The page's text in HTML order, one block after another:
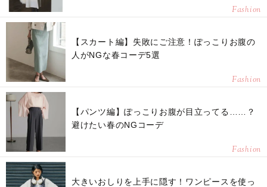
Fashion
【スカート編】失敗にご注意！ぽっこりお腹の
人がNGな春コーデ5選
Fashion
【パンツ編】ぽっこりお腹が目立ってる……？
避けたい春のNGコーデ
Fashion
大きいおしりを上手に隠す！ワンピースを使っ